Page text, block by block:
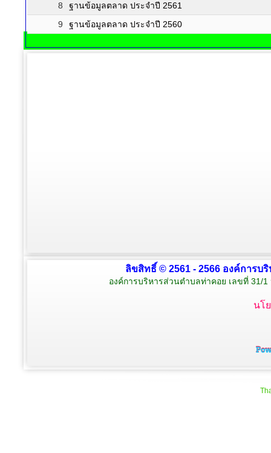
8
ฐานข้อมูลตลาด ประจำปี 2561
9
ฐานข้อมูลตลาด ประจำปี 2560
ลิขสิทธิ์ © 2561 - 2566 องค์การบ
องค์การบริหารส่วนตำบลท่าคอย เลขที่ 31/
นโ